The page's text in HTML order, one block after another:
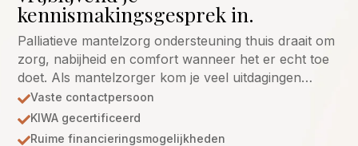
kennismakingsgesprek in.
Palliatieve mantelzorg ondersteuning thuis draait om
zorg, nabijheid en comfort wanneer het er echt toe
doet. Als mantelzorger kom je veel uitdagingen…
Vaste contactpersoon
KIWA gecertificeerd
Ruime financieringsmogelijkheden